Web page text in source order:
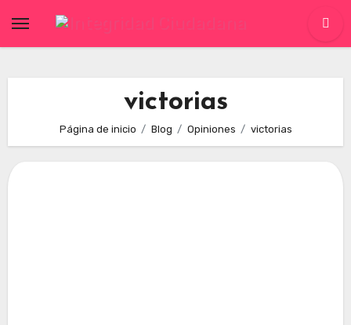
victorias
Página de inicio Blog Opiniones victorias